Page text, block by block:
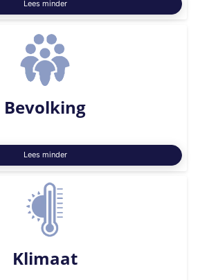
Lees minder
Bevolking
Lees minder
Klimaat